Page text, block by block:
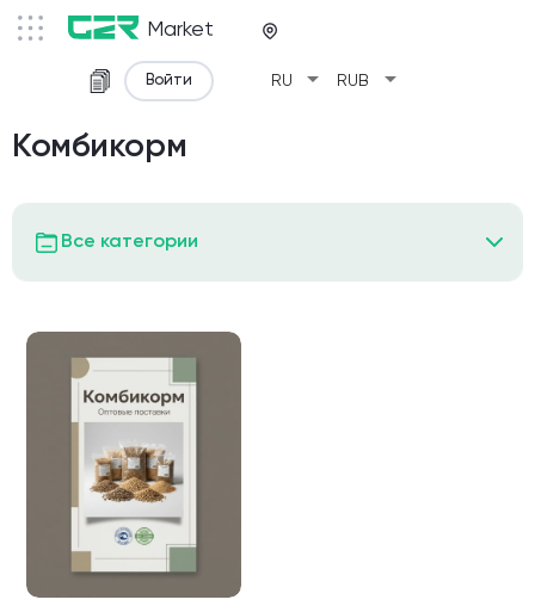
Market
RU arrow_drop_down RUB arrow_drop_down
Войти
Комбикорм
Все категории